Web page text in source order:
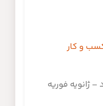
و کار
ژانویه فوریه